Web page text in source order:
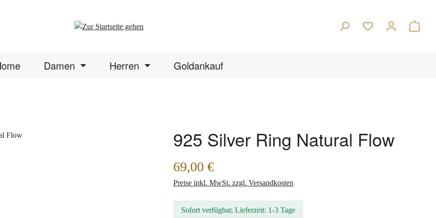
Damen Herren Goldankauf
925 Silver Ring Natural Flow
Regulärer Preis:
69,00 €
Preise inkl. MwSt. zzgl. Versandkosten
Sofort verfügbar, Lieferzeit: 1-3 Tage